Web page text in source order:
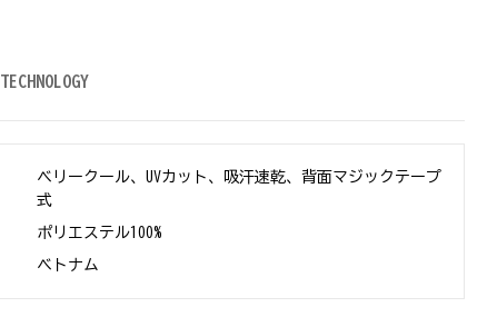
TECHNOLOGY
ベリークール、UVカット、吸汗速乾、背面マジックテープ
式
ポリエステル100%
ベトナム